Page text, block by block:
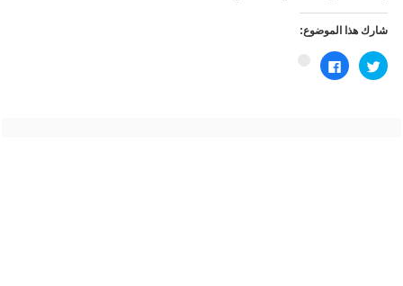
شارك هذا الموضوع:
اضغط
للمشاركة
على
انقر
للمشاركة
على